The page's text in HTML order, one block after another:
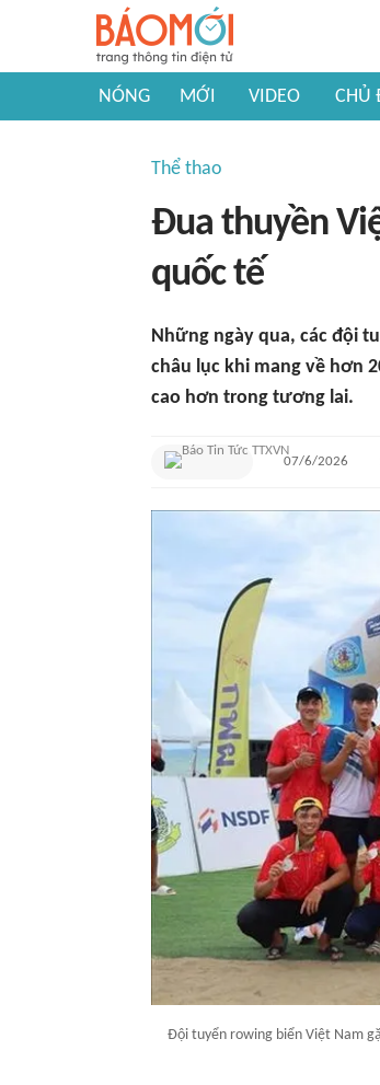
NÓNG MỚI VIDEO CHỦ
Thể thao
Đua thuyền
quốc tế
Những ngày qua, các đội
châu lục khi mang về hơn
cao hơn trong tương lai.
07/6/2026
Đội tuyển rowing biển Việt Nam